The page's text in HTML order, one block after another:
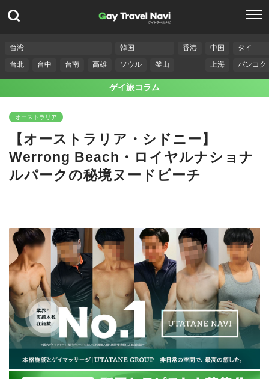
台湾
台北
台中 台南 高雄
韓国
ソウル
釜山
香港
中国
上海
タイ
バンコク
ゲイ旅コラム
オーストラリア
【オーストラリア・シドニー】
Werrong Beach・ロイヤルナショナ
ルパークの秘境ヌードビーチ